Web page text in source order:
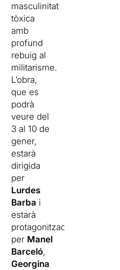
masculinitat
tòxica
amb
profund
rebuig al
militarisme.
L’obra,
que es
podrà
veure del
3 al 10 de
gener,
estarà
dirigida
per
Lurdes
Barba i
estarà
protagonitzada
per Manel
Barceló,
Georgina